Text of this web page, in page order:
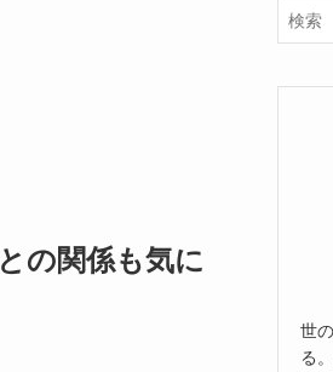
の関係も気に
世
る